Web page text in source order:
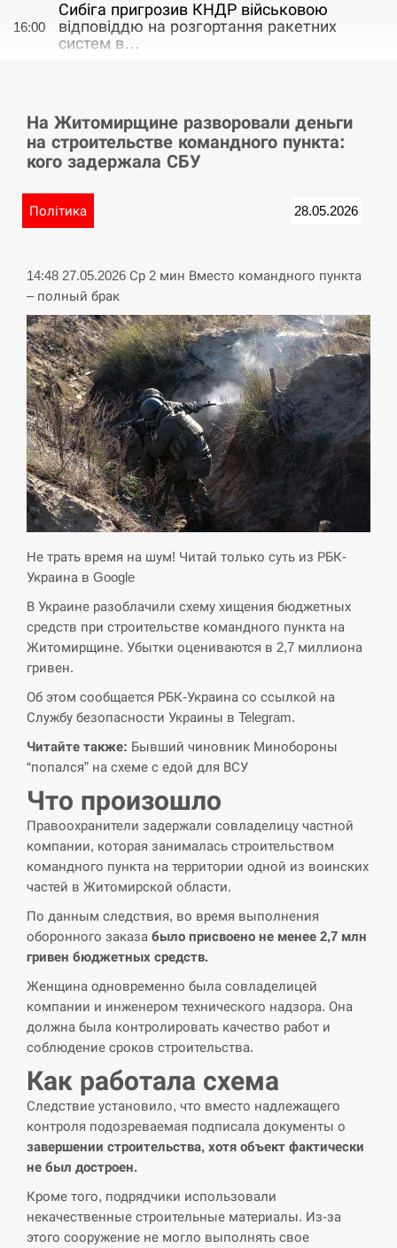
16:00
Сибіга пригрозив КНДР військовою
відповіддю на розгортання ракетних
систем в…
15:53
Баллистическая атака РФ уничтожила
логистический комплекс PUMA
У Німеччині удар блискавки розділив
СЕРПЕНЬ
15:23
Пытки военнообязанного на
Закарпатье: работнику ТЦК грозит
тюрьма
СЕРПЕНЬ
15:10
Іспанія попросила партнерів не
критикувати Марокко через міграційну
кризу –…
СЕРПЕНЬ
15:00
РФ провела новий раунд таємних
зустрічей з Європою щодо війни…
СЕРПЕНЬ
14:53
Экс-послу в США Стефанишиной
вручили новое подозрение и избирают
меру…
СЕРПЕНЬ
14:40
У Росії розгортається ракетний підрозділ
КНДР – Reuters
СЕРПЕНЬ
Поставки ракет для ПВО сократились
втрое, хотя у партнеров они…
СЕРПЕНЬ
14:10
У Румунії затоплять чотири баржі для
збільшення потоку води до…
СЕРПЕНЬ
13:53
В Москве пожаловались на “кратный
рост” атак дронов Украины
СЕРПЕНЬ
13:40
Біля українського літака в аеропорту
Лейпцига виявили дрон, ймовірно, з…
На Житомирщине разворовали деньги
на строительстве командного пункта:
кого задержала СБУ
Політика 28.05.2026
14:48 27.05.2026 Ср 2 мин Вместо командного пункта
– полный брак
Не трать время на шум! Читай только суть из РБК-
Украина в Google
В Украине разоблачили схему хищения бюджетных
средств при строительстве командного пункта на
Житомирщине. Убытки оцениваются в 2,7 миллиона
гривен.
Об этом сообщается РБК-Украина со ссылкой на
Службу безопасности Украины в Telegram.
Читайте также: Бывший чиновник Минобороны
“попался” на схеме с едой для ВСУ
Что произошло
Правоохранители задержали совладелицу частной
компании, которая занималась строительством
командного пункта на территории одной из воинских
частей в Житомирской области.
По данным следствия, во время выполнения
оборонного заказа было присвоено не менее 2,7 млн
гривен бюджетных средств.
Женщина одновременно была совладелицей
компании и инженером технического надзора. Она
должна была контролировать качество работ и
соблюдение сроков строительства.
Как работала схема
Следствие установило, что вместо надлежащего
контроля подозреваемая подписала документы о
завершении строительства, хотя объект фактически
не был достроен.
Кроме того, подрядчики использовали
некачественные строительные материалы. Из-за
этого сооружение не могло выполнять свое